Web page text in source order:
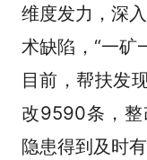
维度发力，深
术缺陷，“一矿
目前，帮扶发
改9590条，整
隐患得到及时有